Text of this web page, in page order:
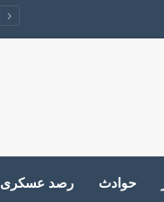
حوادث رصد عسكرى